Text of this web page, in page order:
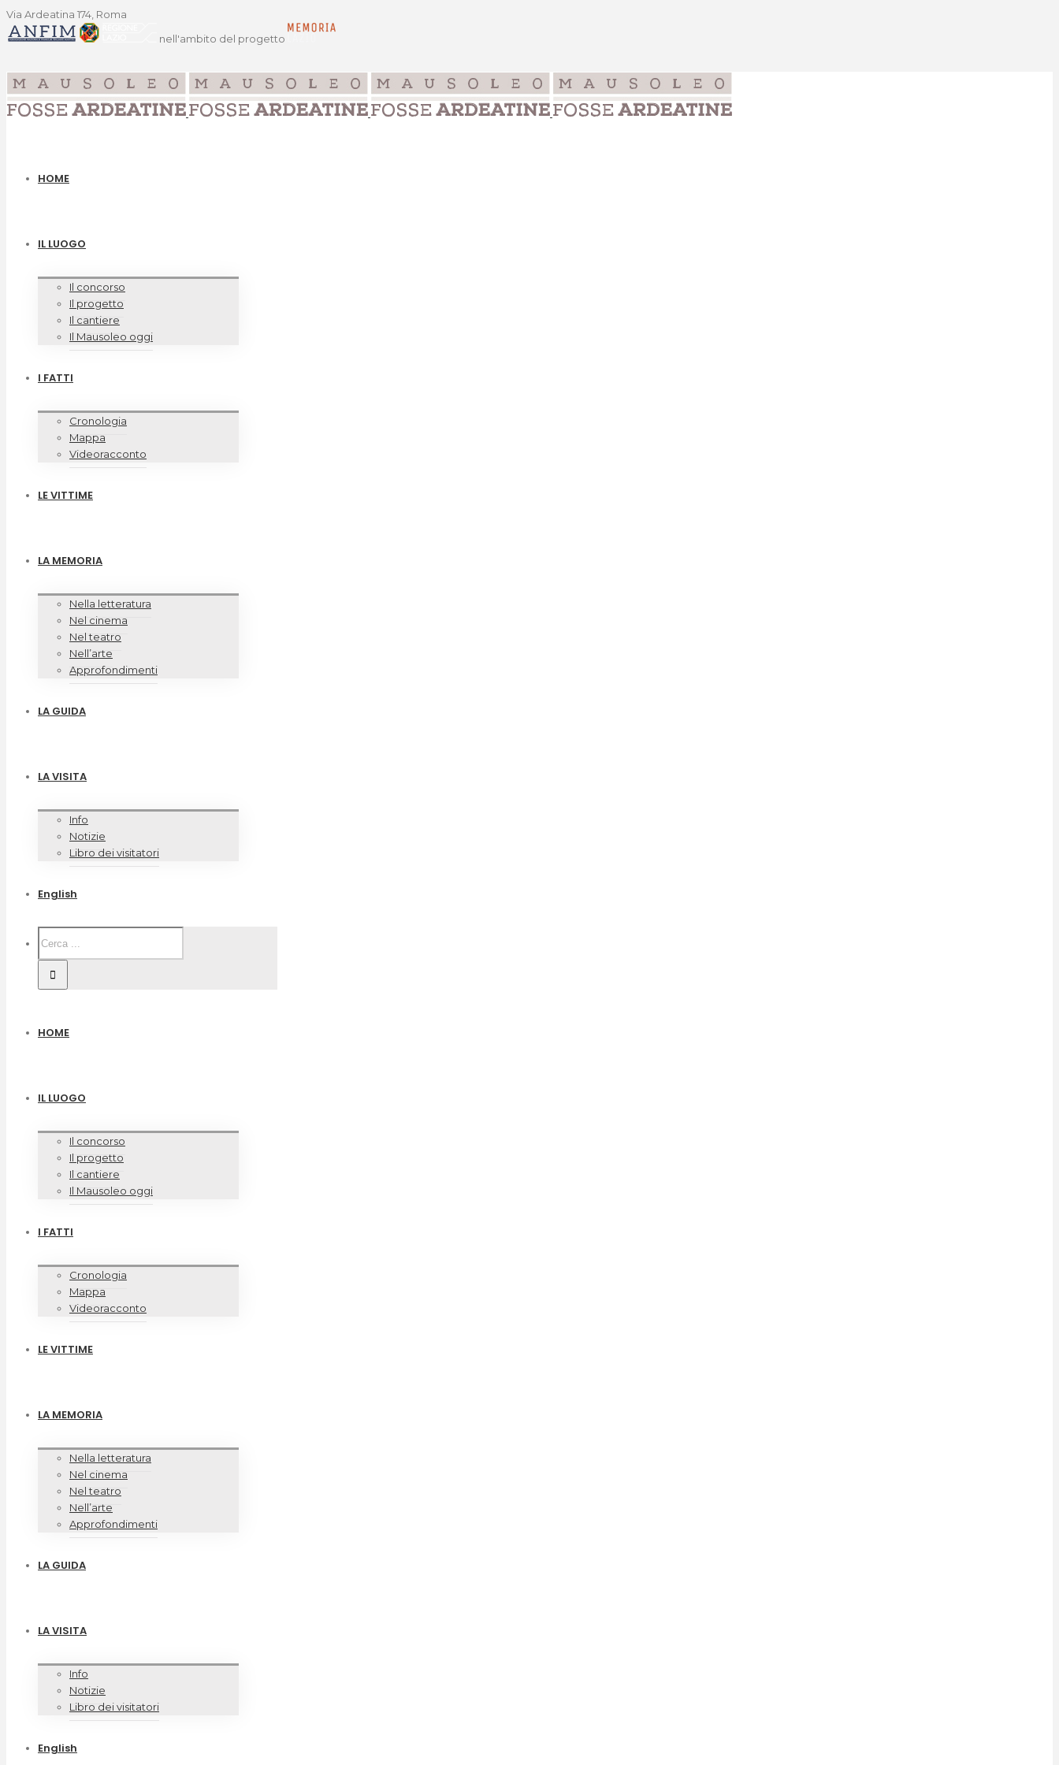
Via Ardeatina 174, Roma
nell'ambito del progetto
HOME
IL LUOGO
Il concorso
Il progetto
Il cantiere
Il Mausoleo oggi
I FATTI
Cronologia
Mappa
Videoracconto
LE VITTIME
LA MEMORIA
Nella letteratura
Nel cinema
Nel teatro
Nell’arte
Approfondimenti
LA GUIDA
LA VISITA
Info
Notizie
Libro dei visitatori
English
HOME
IL LUOGO
Il concorso
Il progetto
Il cantiere
Il Mausoleo oggi
I FATTI
Cronologia
Mappa
Videoracconto
LE VITTIME
LA MEMORIA
Nella letteratura
Nel cinema
Nel teatro
Nell’arte
Approfondimenti
LA GUIDA
LA VISITA
Info
Notizie
Libro dei visitatori
English